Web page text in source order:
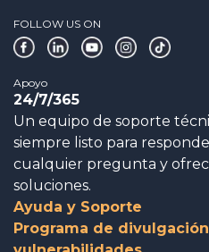
FOLLOW US ON
Apoyo
24/7/365
Un equipo de soporte
siempre listo para
cualquier pregunta y
soluciones.
Ayuda y Soporte
Programa de